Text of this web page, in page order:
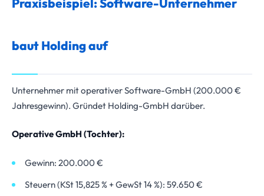
baut Holding auf
Unternehmer mit operativer Software-GmbH (200.000 €
Jahresgewinn). Gründet Holding-GmbH darüber.
Operative GmbH (Tochter):
Gewinn: 200.000 €
Steuern (KSt 15,825 % + GewSt 14 %): 59.650 €